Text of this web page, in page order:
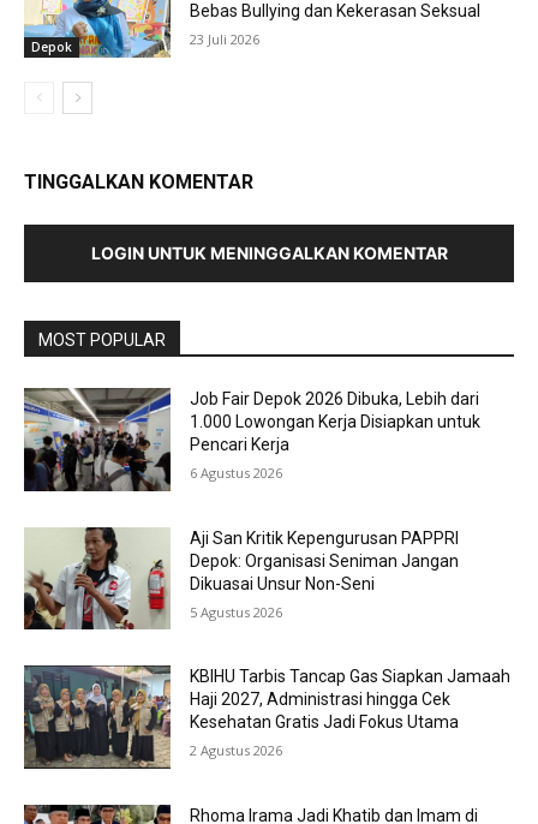
Depok
Bebas Bullying dan Kekerasan Seksual
23 Juli 2026
TINGGALKAN KOMENTAR
LOGIN UNTUK MENINGGALKAN KOMENTAR
MOST POPULAR
Job Fair Depok 2026 Dibuka, Lebih dari
1.000 Lowongan Kerja Disiapkan untuk
Pencari Kerja
6 Agustus 2026
Aji San Kritik Kepengurusan PAPPRI
Depok: Organisasi Seniman Jangan
Dikuasai Unsur Non-Seni
5 Agustus 2026
KBIHU Tarbis Tancap Gas Siapkan Jamaah
Haji 2027, Administrasi hingga Cek
Kesehatan Gratis Jadi Fokus Utama
2 Agustus 2026
Rhoma Irama Jadi Khatib dan Imam di